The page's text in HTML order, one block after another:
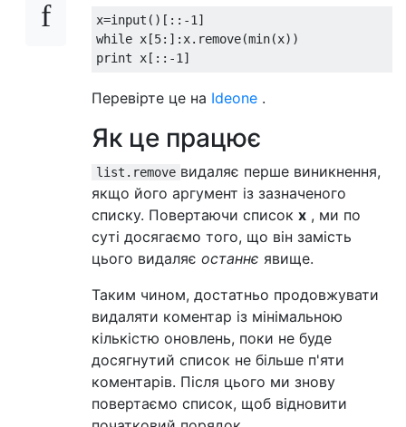
x=input ()[::-1 ]
while x [5:]: x. remove(min(x))
print x [::-1 ]
Перевірте це на Ideone .
Як це працює
list.remove видаляє перше виникнення,
якщо його аргумент із зазначеного
списку. Повертаючи список x , ми по
суті досягаємо того, що він замість
цього видаляє останнє явище.
Таким чином, достатньо продовжувати
видаляти коментар із мінімальною
кількістю оновлень, поки не буде
досягнутий список не більше п'яти
коментарів. Після цього ми знову
повертаємо список, щоб відновити